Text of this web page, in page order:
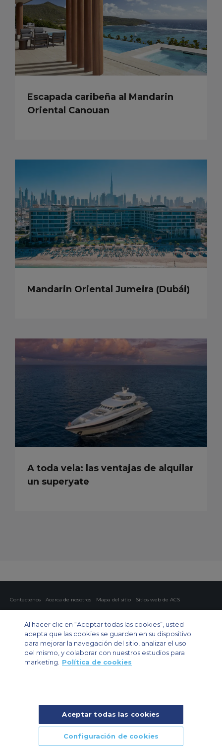
Escapada caribeña al Mandarin
Oriental Canouan
Mandarin Oriental Jumeira (Dubái)
A toda vela: las ventajas de alquilar
un superyate
Contactenos Acerca de nosotros Mapa del sitio
Sitios web de ACS
Chárter privado
Chárter para grupos Chárter de carga Guía de aviones
Private Charter App
© 2024 Air Charter Service | Rua Funchal, 411 5 andar sala 13, Vila
Olimpia, Sao Paulo-SP Brasil, CEP 04551-060, Brazil, South America |
Chárter Privado +55 1135860500 | Chárter de Carga +55 1140821150 |
Chárter para Grupos +55 1140821140
Al hacer clic en “Aceptar todas las cookies”, usted
acepta que las cookies se guarden en su dispositivo
para mejorar la navegación del sitio, analizar el uso
del mismo, y colaborar con nuestros estudios para
marketing.
Política de cookies
Aceptar todas las cookies
Configuración de cookies